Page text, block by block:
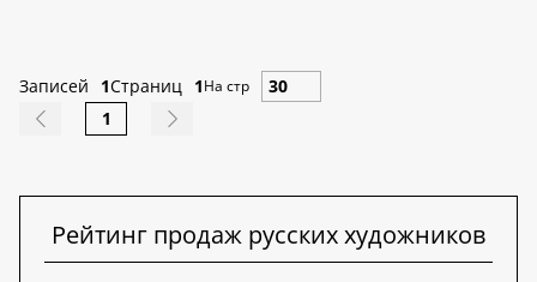
Записей 1Страниц 1На стр
1
Рейтинг продаж русских художников